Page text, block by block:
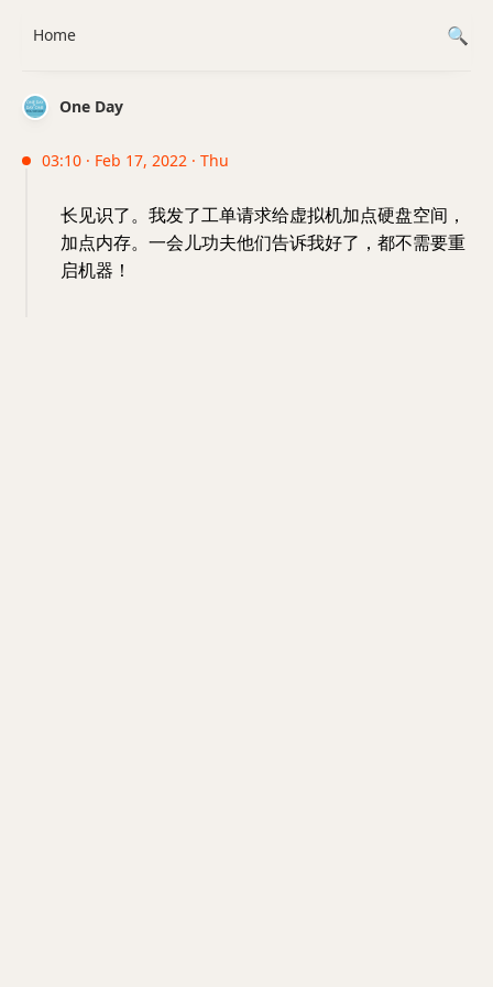
One Day
03:10 · Feb 17, 2022 · Thu
长见识了。我发了工单请求给虚拟机加点硬盘空间，
加点内存。一会儿功夫他们告诉我好了，都不需要重
启机器！
Home